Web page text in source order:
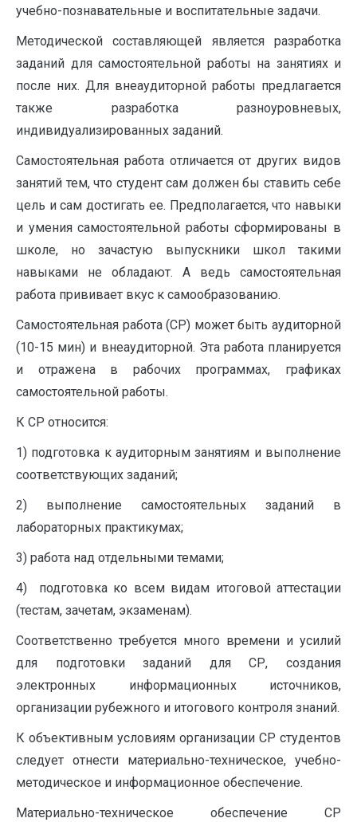
учебно-познавательные и воспитательные задачи.
Методической составляющей является разработка
заданий для самостоятельной работы на занятиях и
после них. Для внеаудиторной работы предлагается
также разработка разноуровневых,
индивидуализированных заданий.
Самостоятельная работа отличается от других видов
занятий тем, что студент сам должен бы ставить себе
цель и сам достигать ее. Предполагается, что навыки
и умения самостоятельной работы сформированы в
школе, но зачастую выпускники школ такими
навыками не обладают. А ведь самостоятельная
работа прививает вкус к самообразованию.
Самостоятельная работа (СР) может быть аудиторной
(10-15 мин) и внеаудиторной. Эта работа планируется
и отражена в рабочих программах, графиках
самостоятельной работы.
К СР относится:
1) подготовка к аудиторным занятиям и выполнение
соответствующих заданий;
2) выполнение самостоятельных заданий в
лабораторных практикумах;
3) работа над отдельными темами;
4) подготовка ко всем видам итоговой аттестации
(тестам, зачетам, экзаменам).
Соответственно требуется много времени и усилий
для подготовки заданий для СР, создания
электронных информационных источников,
организации рубежного и итогового контроля знаний.
К объективным условиям организации СР студентов
следует отнести материально-техническое, учебно-
методическое и информационное обеспечение.
Материально-техническое обеспечение СР